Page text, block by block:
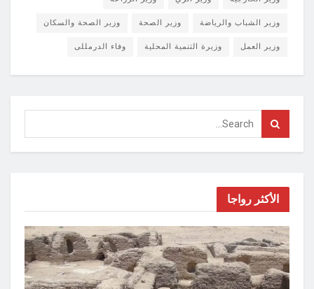
وزير الشباب والرياضة وزير الصحة وزير الصحة والسكان
وزير العمل وزيرة التنمية المحلية وفاء الدرمللى
الأكثر رواجا